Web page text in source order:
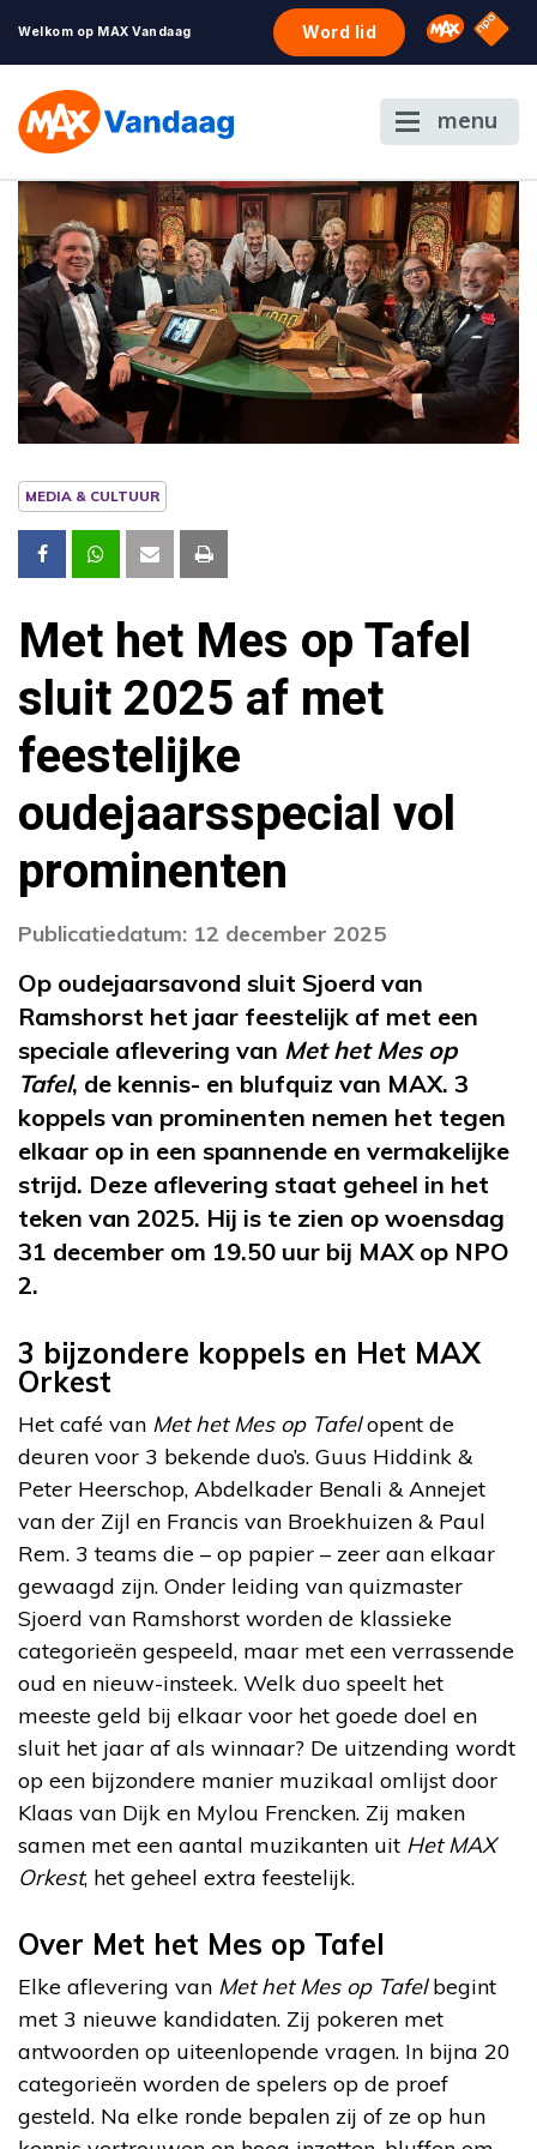
Welkom op MAX Vandaag Word lid Omroep
NPO
menu
MEDIA & CULTUUR
Met het Mes op Tafel
sluit 2025 af met
feestelijke
oudejaarsspecial vol
prominenten
Publicatiedatum: 12 december 2025
Op oudejaarsavond sluit Sjoerd van
Ramshorst het jaar feestelijk af met een
speciale aflevering van Met het Mes op
Tafel, de kennis- en blufquiz van MAX. 3
koppels van prominenten nemen het tegen
elkaar op in een spannende en vermakelijke
strijd. Deze aflevering staat geheel in het
teken van 2025. Hij is te zien op woensdag
31 december om 19.50 uur bij MAX op NPO
2.
3 bijzondere koppels en Het MAX
Orkest
Het café van Met het Mes op Tafelopent de
deuren voor 3 bekende duo’s. Guus Hiddink &
Peter Heerschop, Abdelkader Benali & Annejet
van der Zijl en Francis van Broekhuizen & Paul
Rem. 3 teams die – op papier – zeer aan elkaar
gewaagd zijn. Onder leiding van quizmaster
Sjoerd van Ramshorst worden de klassieke
categorieën gespeeld, maar met een verrassende
oud en nieuw-insteek. Welk duo speelt het
meeste geld bij elkaar voor het goede doel en
sluit het jaar af als winnaar? De uitzending wordt
op een bijzondere manier muzikaal omlijst door
Klaas van Dijk en Mylou Frencken. Zij maken
samen met een aantal muzikanten uit Het MAX
Orkest, het geheel extra feestelijk.
Over Met het Mes op Tafel
Elke aflevering van Met het Mes op Tafelbegint
met 3 nieuwe kandidaten. Zij pokeren met
antwoorden op uiteenlopende vragen. In bijna 20
categorieën worden de spelers op de proef
gesteld. Na elke ronde bepalen zij of ze op hun